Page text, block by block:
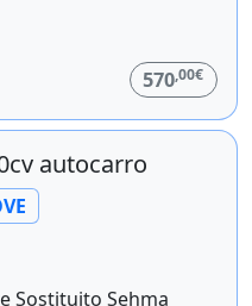
570,00€
autocarro
Sostituito Sehma